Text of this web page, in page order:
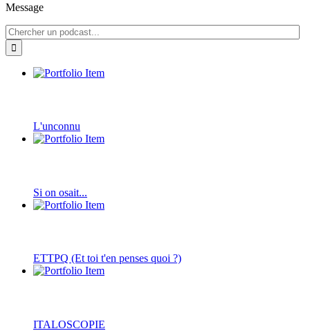
Message
L'unconnu
Si on osait...
ETTPQ (Et toi t'en penses quoi ?)
ITALOSCOPIE